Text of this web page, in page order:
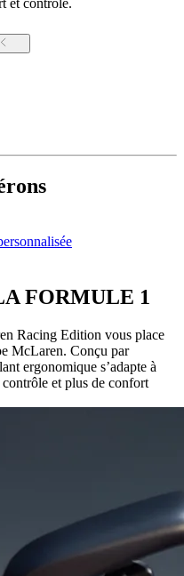
et contrôle.
FORMULE 1
Racing Edition vous place
McLaren. Conçu par
ergonomique s’adapte à
et plus de confort